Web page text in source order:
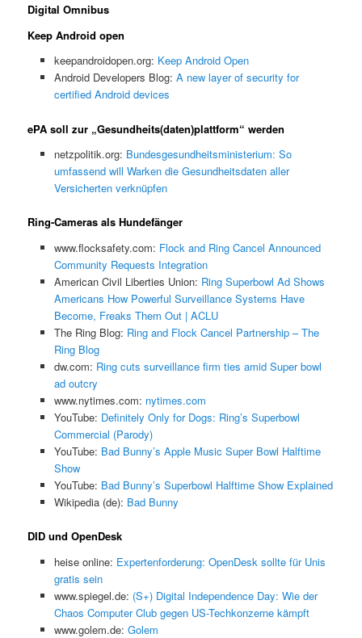
Digital Omnibus
Keep Android open
keepandroidopen.org: Keep Android Open
Android Developers Blog: A new layer of security for
certified Android devices
ePA soll zur „Gesundheits(daten)plattform“ werden
netzpolitik.org: Bundesgesundheitsministerium: So
umfassend will Warken die Gesundheitsdaten aller
Versicherten verknüpfen
Ring-Cameras als Hundefänger
www.flocksafety.com: Flock and Ring Cancel Announced
Community Requests Integration
American Civil Liberties Union: Ring Superbowl Ad Shows
Americans How Powerful Surveillance Systems Have
Become, Freaks Them Out | ACLU
The Ring Blog: Ring and Flock Cancel Partnership – The
Ring Blog
dw.com: Ring cuts surveillance firm ties amid Super bowl
ad outcry
www.nytimes.com: nytimes.com
YouTube: Definitely Only for Dogs: Ring’s Superbowl
Commercial (Parody)
YouTube: Bad Bunny’s Apple Music Super Bowl Halftime
Show
YouTube: Bad Bunny’s Superbowl Halftime Show Explained
Wikipedia (de): Bad Bunny
DID und OpenDesk
heise online: Expertenforderung: OpenDesk sollte für Unis
gratis sein
www.spiegel.de: (S+) Digital Independence Day: Wie der
Chaos Computer Club gegen US-Techkonzerne kämpft
www.golem.de: Golem